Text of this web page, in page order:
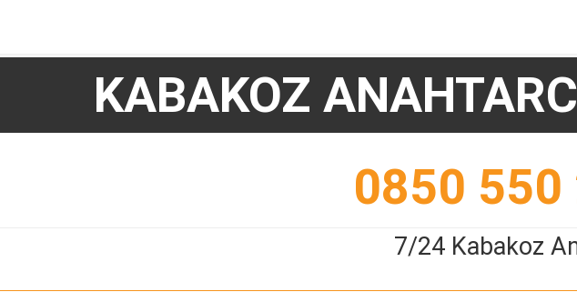
KABAKOZ
0850 550
7/24 Kabakoz